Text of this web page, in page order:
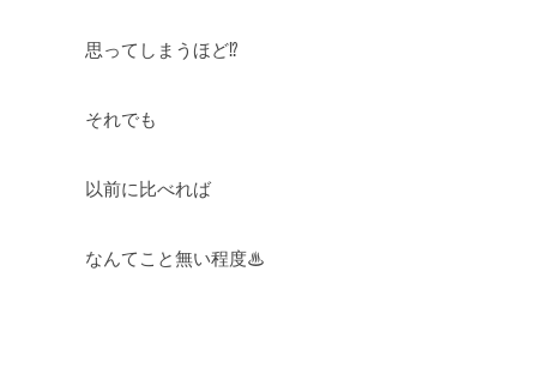
思ってしまうほど⁉
それでも
以前に比べれば
なんてこと無い程度♨